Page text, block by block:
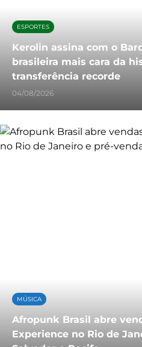
ESPORTES
Kerolin assina com o
brasileira mais cara da
transferência recorde
04/08/2026
MÚSICA
Afropunk Brasil abre
Experience no Rio de